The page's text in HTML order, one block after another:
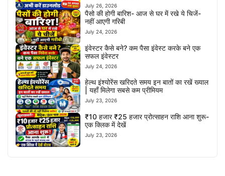
July 26, 2026
पैसो की होगी बारिश- आज से घर में रखे ये चिजें-
नहीं आएगी गरिबी
July 24, 2026
इंवेस्टर कैसे बने? कम पैसा इंवेस्ट करके बने एक
सफल इंवेस्टर
July 24, 2026
हेल्थ इंश्योरेंस खरिदते समय इन बातों का रखें ख्याल
| यहाँ मिलेगा सबसे कम प्रीमियम
July 23, 2026
₹10 हजार ₹25 हजार प्रोत्साहन राशि आना शुरू-
एक क्लिक में देखें
July 23, 2026